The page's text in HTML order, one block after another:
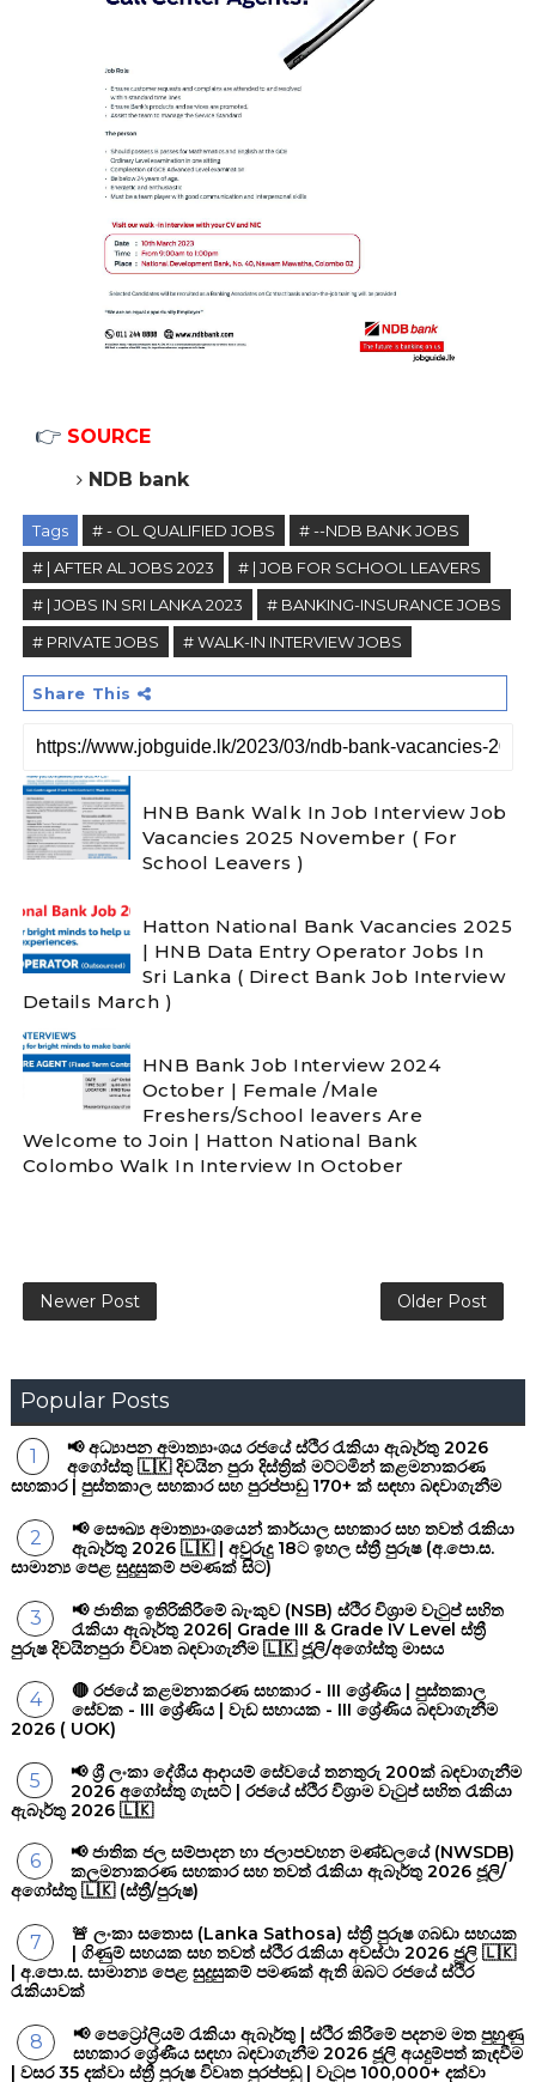
👉 SOURCE
NDB bank
Tags # - OL QUALIFIED JOBS
# --NDB BANK JOBS
# | AFTER AL JOBS 2023
# | JOB FOR SCHOOL LEAVERS
# | JOBS IN SRI LANKA 2023
# BANKING-INSURANCE JOBS
# PRIVATE JOBS
# WALK-IN INTERVIEW JOBS
Share This
HNB Bank Walk In Job Interview Job
Vacancies 2025 November ( For
School Leavers )
Hatton National Bank Vacancies 2025
| HNB Data Entry Operator Jobs In
Sri Lanka ( Direct Bank Job Interview
Details March )
HNB Bank Job Interview 2024
October | Female /Male
Freshers/School leavers Are
Welcome to Join | Hatton National Bank
Colombo Walk In Interview In October
Newer Post Older Post
Popular Posts
📢 අධ්‍යාපන අමාත්‍යාංශය රජයේ ස්ථිර රැකියා ඇබෑර්තු 2026
අගෝස්තු 🇱🇰 දිවයින පුරා දිස්ත්‍රික් මට්ටමින් කළමනාකරණ
සහකාර | පුස්තකාල සහකාර සහ පුරප්පාඩු 170+ ක් සඳහා බඳවාගැනීම
📢 සෞඛ්‍ය අමාත්‍යාංශයෙන් කාර්යාල සහකාර සහ තවත් රැකියා
ඇබෑර්තු 2026 🇱🇰 | අවුරුදු 18ට ඉහල ස්ත්‍රී පුරුෂ (අ.පො.ස.
සාමාන්‍ය පෙළ සුදුසුකම් පමණක් සිට)
📢 ජාතික ඉතිරිකිරීමේ බැංකුව (NSB) ස්ථිර විශ්‍රාම වැටුප් සහිත
රැකියා ඇබෑර්තු 2026| Grade III & Grade IV Level ස්ත්‍රී
පුරුෂ දිවයිනපුරා විවෘත බඳවාගැනීම 🇱🇰 ජූලි/අගෝස්තු මාසය
🔴 රජයේ කළමනාකරණ සහකාර - III ශ්‍රේණිය | පුස්තකාල
සේවක - III ශ්‍රේණිය | වැඩ සහායක - III ශ්‍රේණිය බඳවාගැනීම
2026 ( UOK)
📢 ශ්‍රී ලංකා දේශීය ආදායම් සේවයේ තනතුරු 200ක් බඳවාගැනීම
2026 අගෝස්තු ගැසට් | රජයේ ස්ථිර විශ්‍රාම වැටුප් සහිත රැකියා
ඇබෑර්තු 2026 🇱🇰
📢 ජාතික ජල සම්පාදන හා ජලාපවහන මණ්ඩලයේ (NWSDB)
කලමනාකරණ සහකාර සහ තවත් රැකියා ඇබෑර්තු 2026 ජූලි/
අගෝස්තු 🇱🇰 (ස්ත්‍රී/පුරුෂ)
🚨 ලංකා සතොස (Lanka Sathosa) ස්ත්‍රී පුරුෂ ගබඩා සහයක
| ගිණුම් සහයක සහ තවත් ස්ථිර රැකියා අවස්ථා 2026 ජූලි 🇱🇰
| අ.පො.ස. සාමාන්‍ය පෙළ සුදුසුකම් පමණක් ඇති ඔබට රජයේ ස්ථිර
රැකියාවක්
📢 පෙට්‍රෝලියම් රැකියා ඇබෑර්තු | ස්ථිර කිරීමේ පදනම මත පුහුණු
සහකාර ශ්‍රේණීය සඳහා බඳවාගැනීම 2026 ජූලි අයදුම්පත් කැඳවීම
| වසර 35 දක්වා ස්ත්‍රී පුරුෂ විවෘත පුරප්පඩු | වැටුප 100,000+ දක්වා